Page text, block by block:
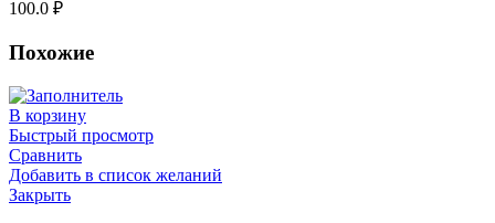
100.0 ₽
Похожие
В корзину
Быстрый просмотр
Сравнить
Добавить в список желаний
Закрыть